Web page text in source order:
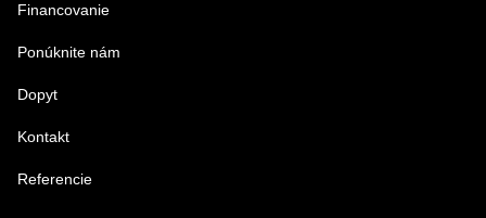
VAŠA OTÁZKA K PRODUKTU
Odoslať
Financovanie
Ponúknite nám
Dopyt
Kontakt
Referencie